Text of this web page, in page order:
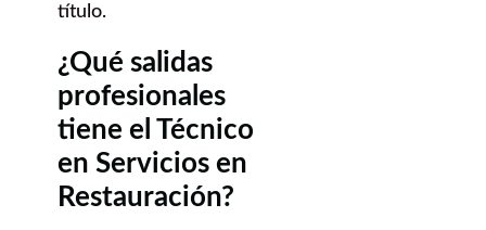
título.
¿Qué salidas
profesionales
tiene el Técnico
en Servicios en
Restauración?